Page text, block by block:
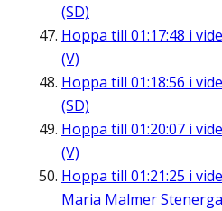
(SD)
Hoppa till 01:17:48 i
(V)
Hoppa till 01:18:56 i
(SD)
Hoppa till 01:20:07 i
(V)
Hoppa till 01:21:25 i
Maria Malmer